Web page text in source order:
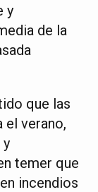
y
de la
que las
verano,
y
temer que
incendios